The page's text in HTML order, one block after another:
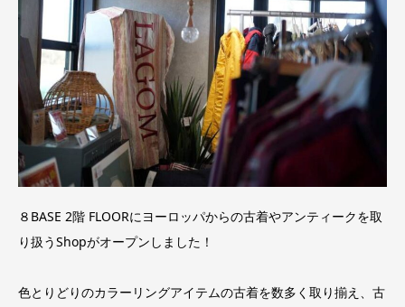
８BASE 2階 FLOORにヨーロッパからの古着やアンティークを取
り扱うShopがオープンしました！
色とりどりのカラーリングアイテムの古着を数多く取り揃え、古